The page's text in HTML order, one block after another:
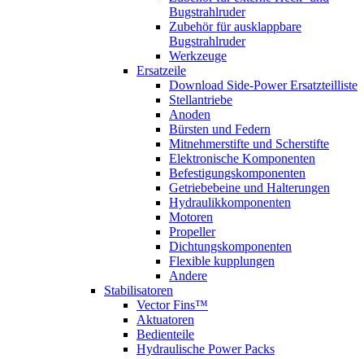
Bugstrahlruder
Zubehör für ausklappbare
Bugstrahlruder
Werkzeuge
Ersatzeile
Download Side-Power Ersatzteilliste
Stellantriebe
Anoden
Bürsten und Federn
Mitnehmerstifte und Scherstifte
Elektronische Komponenten
Befestigungskomponenten
Getriebebeine und Halterungen
Hydraulikkomponenten
Motoren
Propeller
Dichtungskomponenten
Flexible kupplungen
Andere
Stabilisatoren
Vector Fins™
Aktuatoren
Bedienteile
Hydraulische Power Packs